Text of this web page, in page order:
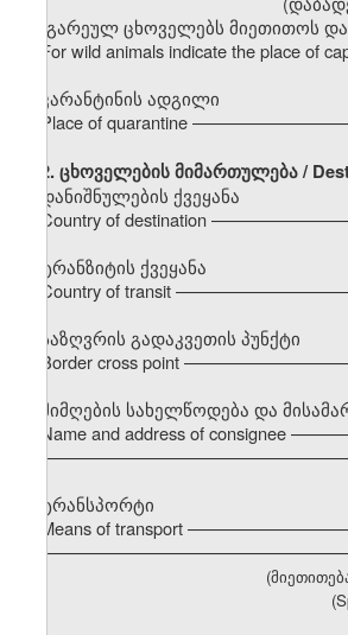
(გარეულ ცხოველებს მიეთითოს
For wild animals indicate the place of
კარანტინის ადგილი
Place of quarantine
2. ცხოველების მიმართულება /
დანიშნულების ქვეყანა
Country of destination
ტრანზიტის ქვეყანა
Country of transit
საზღვრის გადაკვეთის პუნქტი
Border cross point
მიმღების სახელწოდება და
Name and address of consignee
ტრანსპორტი
Means of transport